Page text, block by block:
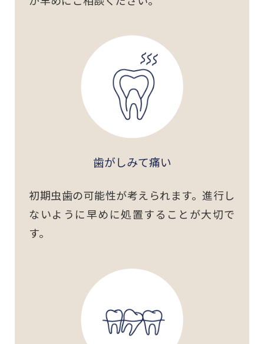
歯がしみて痛い
初期虫歯の可能性が考えられます。進行し
ないように早めに処置することが大切で
す。